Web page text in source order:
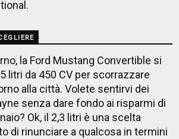
la Ford Mustang Convertible si
litri da 450 CV per scorrazzare
alla città. Volete sentirvi dei
senza dare fondo ai risparmi di
Ok, il 2,3 litri è una scelta
di rinunciare a qualcosa in termini